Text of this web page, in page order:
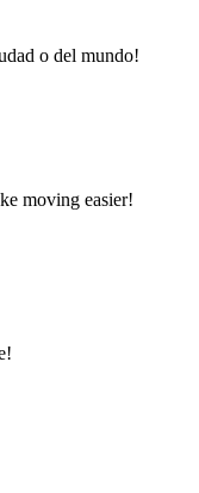
o del mundo!
moving easier!